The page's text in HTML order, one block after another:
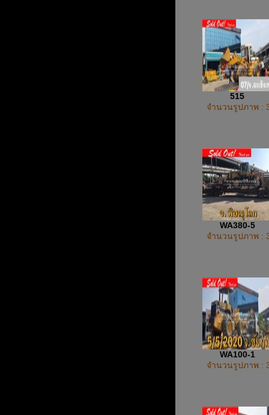
515
จำนวนรูปภาพ :
WA380-5
จำนวนรูปภาพ :
WA100-1
จำนวนรูปภาพ :